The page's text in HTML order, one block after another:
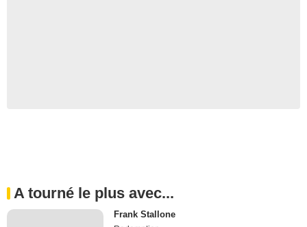
A tourné le plus avec...
Frank Stallone